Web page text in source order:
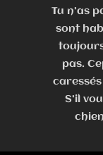
Tu n’as
sont
pas.
S’il